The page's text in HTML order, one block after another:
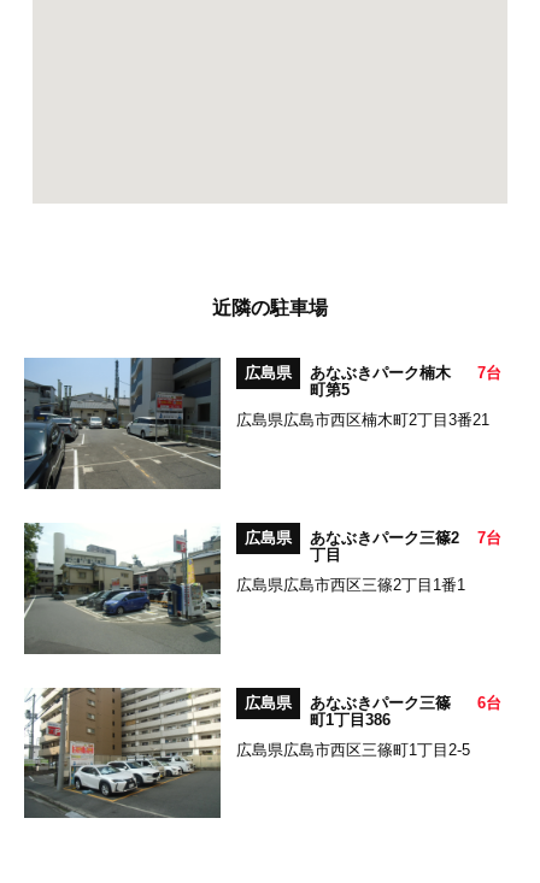
近隣の駐車場
広島県
あなぶきパーク楠木
町第5
7台
広島県広島市西区楠木町2丁目3番21
広島県
あなぶきパーク三篠2
丁目
7台
広島県広島市西区三篠2丁目1番1
広島県
あなぶきパーク三篠
町1丁目386
6台
広島県広島市西区三篠町1丁目2-5